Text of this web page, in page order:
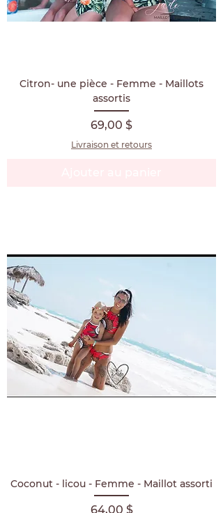
Citron- une pièce - Femme - Maillots
assortis
Prix
69,00 $
Livraison et retours
Coconut - licou - Femme - Maillot assorti
Prix
64,00 $